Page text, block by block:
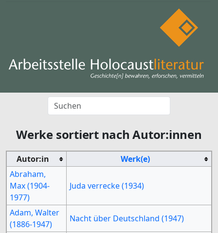
Werke sortiert nach Autor:innen
Autor:in
Werk(e)
Abraham,
Max (1904-
1977)
Juda verrecke (1934)
Adam, Walter
(1886-1947)
Nacht über Deutschland (1947)